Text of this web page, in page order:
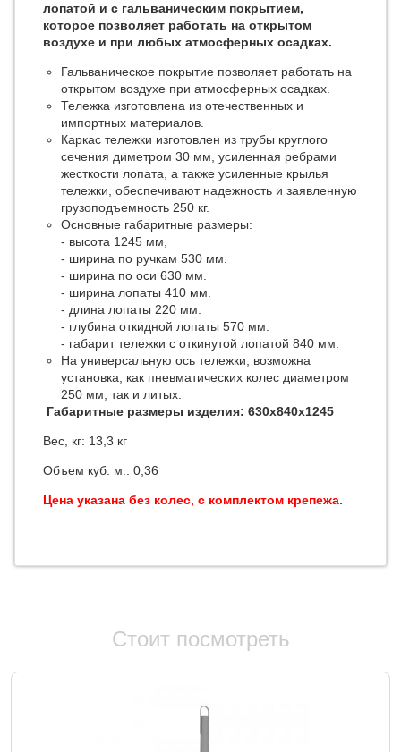
лопатой и с гальваническим покрытием,
которое позволяет работать на открытом
воздухе и при любых атмосферных осадках.
Гальваническое покрытие позволяет работать на
открытом воздухе при атмосферных осадках.
Тележка изготовлена из отечественных и
импортных материалов.
Каркас тележки изготовлен из трубы круглого
сечения диметром 30 мм, усиленная ребрами
жесткости лопата, а также усиленные крылья
тележки, обеспечивают надежность и заявленную
грузоподъемность 250 кг.
Основные габаритные размеры:
- высота 1245 мм,
- ширина по ручкам 530 мм.
- ширина по оси 630 мм.
- ширина лопаты 410 мм.
- длина лопаты 220 мм.
- глубина откидной лопаты 570 мм.
- габарит тележки с откинутой лопатой 840 мм.
На универсальную ось тележки, возможна
установка, как пневматических колес диаметром
250 мм, так и литых.
Габаритные размеры изделия: 630х840х1245
Вес, кг: 13,3 кг
Объем куб. м.: 0,36
Цена указана без колес, с комплектом крепежа.
Стоит посмотреть